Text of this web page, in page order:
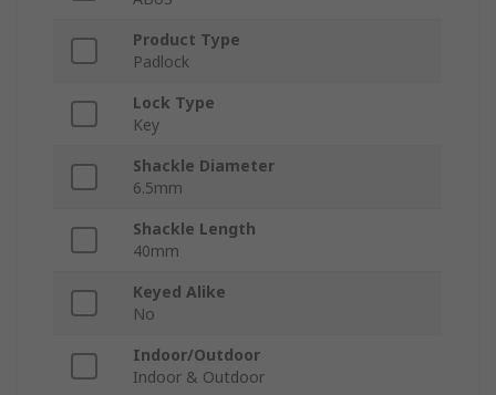
Product Type
Padlock
Lock Type
Key
Shackle Diameter
6.5mm
Shackle Length
40mm
Keyed Alike
No
Indoor/Outdoor
Indoor & Outdoor